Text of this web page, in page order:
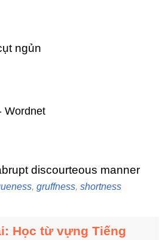
ngủn
Wordnet
discourteous manner
, gruffness, shortness
Học từ vựng Tiếng